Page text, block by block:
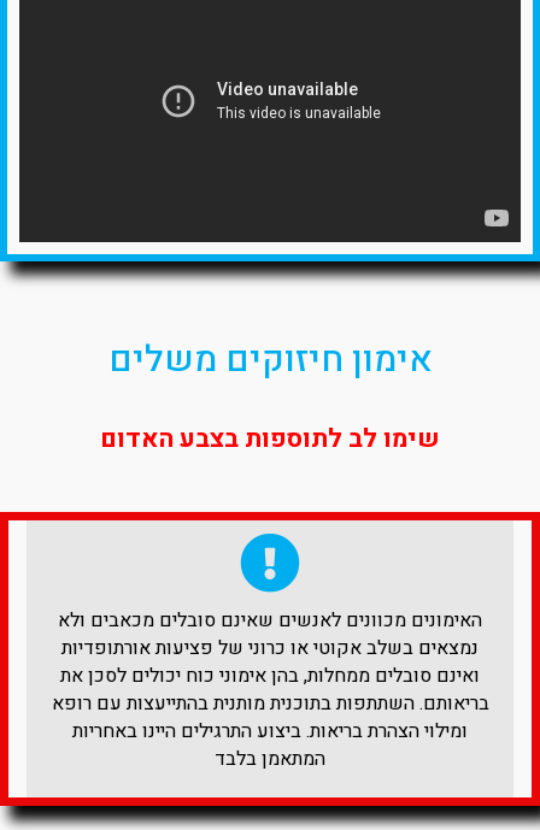
אימון חיזוקים משלים
שימו לב לתוספות בצבע האדום
האימונים מכוונים לאנשים שאינם סובלים מכאבים ולא
נמצאים בשלב אקוטי או כרוני של פציעות אורתופדיות
ואינם סובלים ממחלות, בהן אימוני כוח יכולים לסכן את
בריאותם. השתתפות בתוכנית מותנית בהתייעצות עם רופא
ומילוי הצהרת בריאות. ביצוע התרגילים היינו באחריות
המתאמן בלבד​